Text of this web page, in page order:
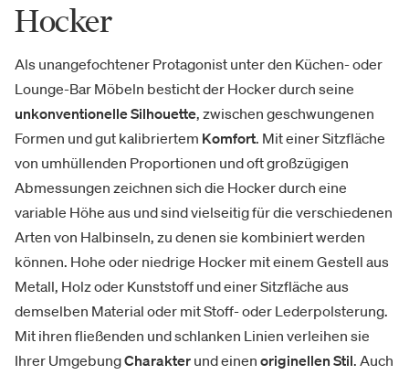
Hocker
Als unangefochtener Protagonist unter den Küchen- oder
Lounge-Bar Möbeln besticht der Hocker durch seine
unkonventionelle Silhouette, zwischen geschwungenen
Formen und gut kalibriertem Komfort. Mit einer Sitzfläche
von umhüllenden Proportionen und oft großzügigen
Abmessungen zeichnen sich die Hocker durch eine
variable Höhe aus und sind vielseitig für die verschiedenen
Arten von Halbinseln, zu denen sie kombiniert werden
können. Hohe oder niedrige Hocker mit einem Gestell aus
Metall, Holz oder Kunststoff und einer Sitzfläche aus
demselben Material oder mit Stoff- oder Lederpolsterung.
Mit ihren fließenden und schlanken Linien verleihen sie
Ihrer UmgebungCharakter und einen originellen Stil. Auch